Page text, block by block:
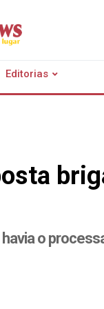
Editorias
o